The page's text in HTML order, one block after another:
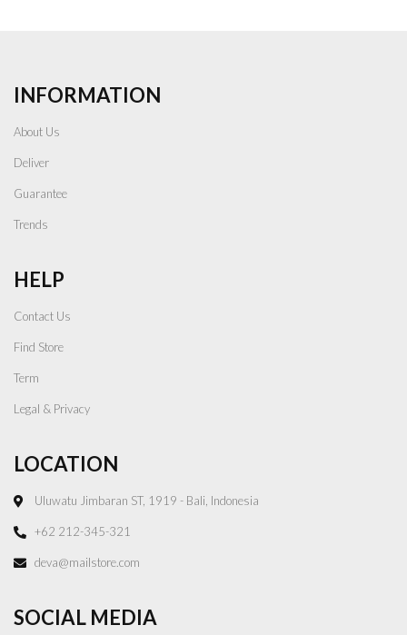
INFORMATION
About Us
Deliver
Guarantee
Trends
HELP
Contact Us
Find Store
Term
Legal & Privacy
LOCATION
Uluwatu Jimbaran ST, 1919 - Bali, Indonesia
+62 212-345-321
deva@mailstore.com
SOCIAL MEDIA